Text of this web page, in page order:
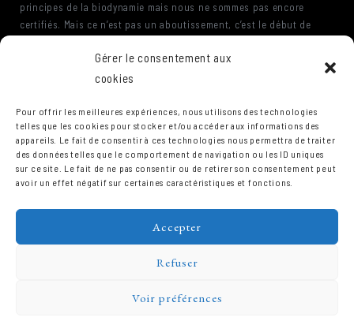
Gérer le consentement aux
cookies
Pour offrir les meilleures expériences, nous utilisons des technologies
telles que les cookies pour stocker et/ou accéder aux informations des
appareils. Le fait de consentir à ces technologies nous permettra de traiter
des données telles que le comportement de navigation ou les ID uniques
sur ce site. Le fait de ne pas consentir ou de retirer son consentement peut
avoir un effet négatif sur certaines caractéristiques et fonctions.
Accepter
Refuser
Voir préférences
principes de la biodynamie mais nous ne sommes pas encore
certifiés. Mais ce n’est pas un aboutissement, c’est le début de
jusqu’au bout, c’est à dire refuser la chaptalisation, l’acidification,
refuser la modification des jus que nous recevons de la vigne.
et bonne raison que nous savons faire sans, donc tout produit
non indispensable est rayé.
Domaine Prieuré Roch © 2026.